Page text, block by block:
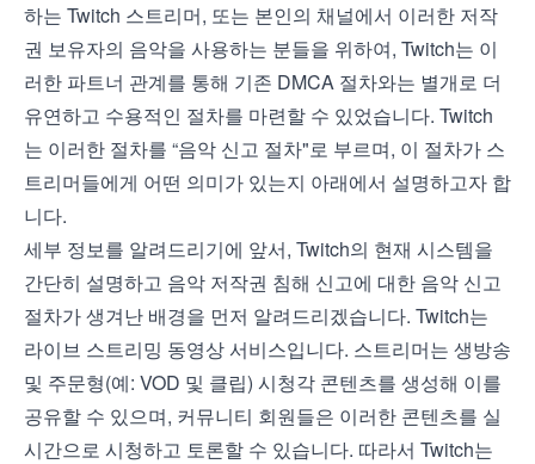
하는 Twitch 스트리머, 또는 본인의 채널에서 이러한 저작
권 보유자의 음악을 사용하는 분들을 위하여, Twitch는 이
러한 파트너 관계를 통해 기존 DMCA 절차와는 별개로 더
유연하고 수용적인 절차를 마련할 수 있었습니다. Twitch
는 이러한 절차를 “음악 신고 절차"로 부르며, 이 절차가 스
트리머들에게 어떤 의미가 있는지 아래에서 설명하고자 합
니다.
세부 정보를 알려드리기에 앞서, Twitch의 현재 시스템을
간단히 설명하고 음악 저작권 침해 신고에 대한 음악 신고
절차가 생겨난 배경을 먼저 알려드리겠습니다. Twitch는
라이브 스트리밍 동영상 서비스입니다. 스트리머는 생방송
및 주문형(예: VOD 및 클립) 시청각 콘텐츠를 생성해 이를
공유할 수 있으며, 커뮤니티 회원들은 이러한 콘텐츠를 실
시간으로 시청하고 토론할 수 있습니다. 따라서 Twitch는